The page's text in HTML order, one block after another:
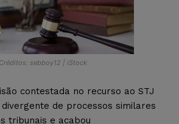
Créditos: sebboy12 | iStock
contestada no recurso ao STJ
de processos similares
tribunais e acabou